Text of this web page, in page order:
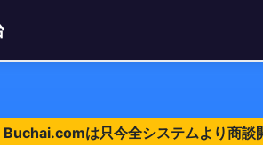
は只今全システムより商談